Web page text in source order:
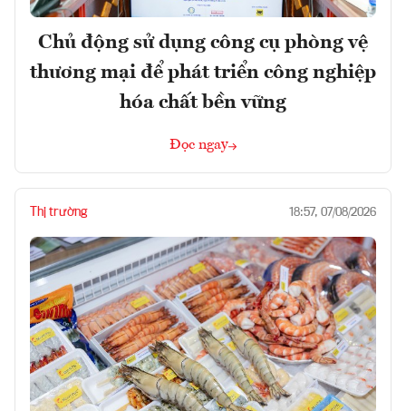
Chủ động sử dụng công cụ phòng vệ
thương mại để phát triển công nghiệp
hóa chất bền vững
Đọc ngay
Thị trường 18:57, 07/08/2026